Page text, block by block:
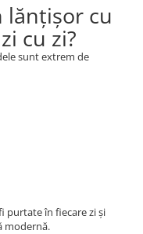
lănțișor cu
cu zi?
sunt extrem de
purtate în fiecare zi și
modernă.